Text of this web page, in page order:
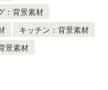
：背景素材
キッチン：背景素材
景素材